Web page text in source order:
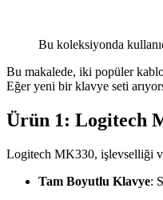
Bu koleksiyonda
Bu makalede, iki popüler
Eğer yeni bir klavye seti
Ürün 1: Logitech
Logitech MK330, işlevselliği
Tam Boyutlu Klavye: